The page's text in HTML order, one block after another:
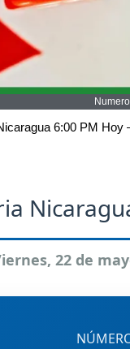
6:00 PM
22 de